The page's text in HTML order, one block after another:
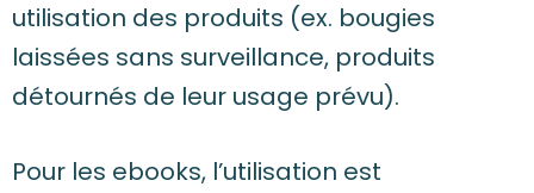
utilisation des produits (ex. bougies
laissées sans surveillance, produits
détournés de leur usage prévu).
Pour les ebooks, l’utilisation est